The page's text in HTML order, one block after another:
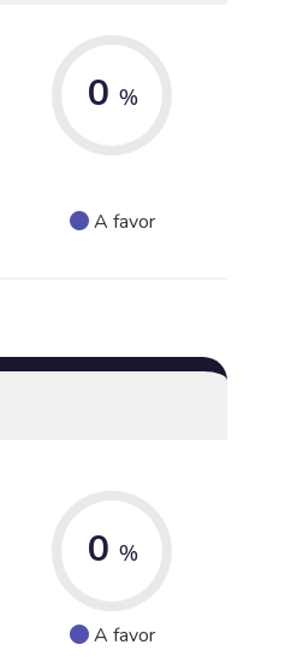
0 %
A favor
0 %
A favor